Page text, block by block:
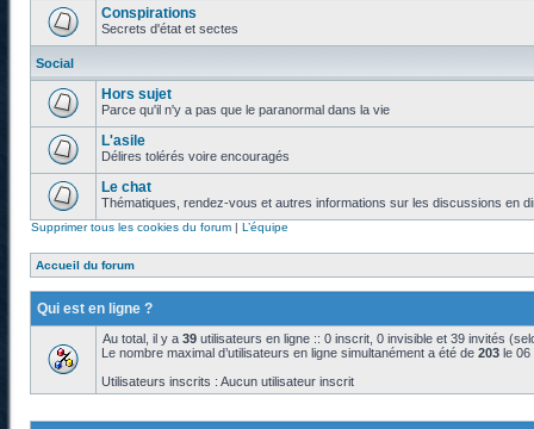
Conspirations
Secrets d'état et sectes
Social
Hors sujet
Parce qu'il n'y a pas que le paranormal dans la vie
L'asile
Délires tolérés voire encouragés
Le chat
Thématiques, rendez-vous et autres informations sur les discussions en
Supprimer tous les cookies du forum | L’équipe
Accueil du forum
Qui est en ligne ?
Au total, il y a 39 utilisateurs en ligne :: 0 inscrit, 0 invisible et 39 invités
Le nombre maximal d’utilisateurs en ligne simultanément a été de 203 le 06
Utilisateurs inscrits : Aucun utilisateur inscrit